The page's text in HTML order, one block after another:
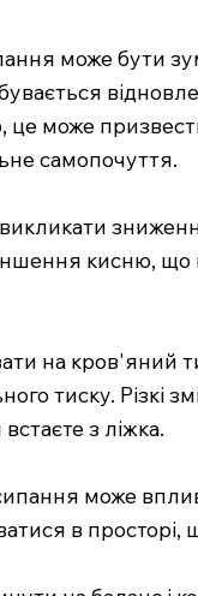
може бути
це може
самопочуття.
кисню, що
на кров'яний
тиску. Різкі
з ліжка.
може
в